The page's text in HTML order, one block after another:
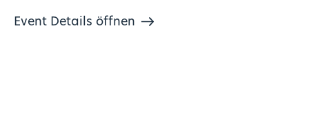
Event Details öffnen